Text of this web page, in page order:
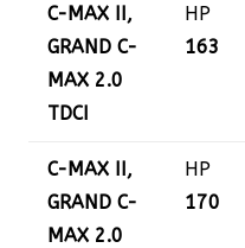
C-MAX II,
GRAND C-
MAX 2.0
TDCI
HP
163
C-MAX II,
GRAND C-
MAX 2.0
HP
170